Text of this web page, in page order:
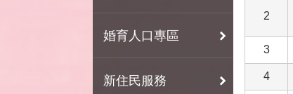
婚育人口專區
新住民服務
2
3
4